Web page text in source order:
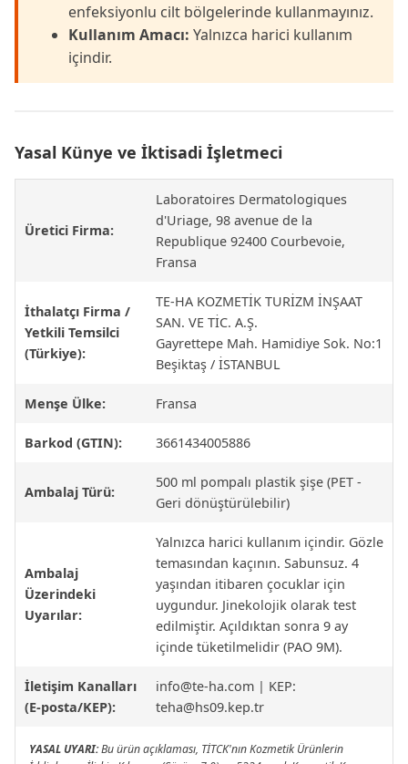
enfeksiyonlu cilt bölgelerinde kullanmayınız.
Kullanım Amacı: Yalnızca harici kullanım
içindir.
Yasal Künye ve İktisadi İşletmeci
Üretici Firma:
Laboratoires Dermatologiques
d'Uriage, 98 avenue de la
Republique 92400 Courbevoie,
Fransa
İthalatçı Firma /
Yetkili Temsilci
(Türkiye):
TE-HA KOZMETİK TURİZM İNŞAAT
SAN. VE TİC. A.Ş.
Gayrettepe Mah. Hamidiye Sok. No:1
Beşiktaş / İSTANBUL
Menşe Ülke: Fransa
Barkod (GTIN): 3661434005886
Ambalaj Türü:
500 ml pompalı plastik şişe (PET -
Geri dönüştürülebilir)
Ambalaj
Üzerindeki
Uyarılar:
Yalnızca harici kullanım içindir. Gözle
temasından kaçının. Sabunsuz. 4
yaşından itibaren çocuklar için
uygundur. Jinekolojik olarak test
edilmiştir. Açıldıktan sonra 9 ay
içinde tüketilmelidir (PAO 9M).
İletişim Kanalları
(E-posta/KEP):
info@te-ha.com | KEP:
teha@hs09.kep.tr
YASAL UYARI:Bu ürün açıklaması, TİTCK'nın Kozmetik Ürünlerin